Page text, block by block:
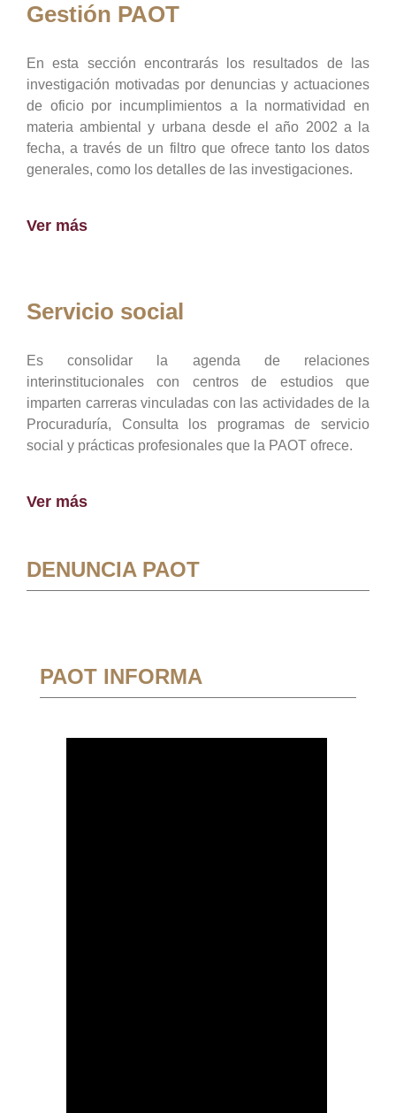
Gestión PAOT
En esta sección encontrarás los resultados de las
investigación motivadas por denuncias y actuaciones
de oficio por incumplimientos a la normatividad en
materia ambiental y urbana desde el año 2002 a la
fecha, a través de un filtro que ofrece tanto los datos
generales, como los detalles de las investigaciones.
Ver más
Servicio social
Es consolidar la agenda de relaciones
interinstitucionales con centros de estudios que
imparten carreras vinculadas con las actividades de la
Procuraduría, Consulta los programas de servicio
social y prácticas profesionales que la PAOT ofrece.
Ver más
DENUNCIA PAOT
PAOT INFORMA